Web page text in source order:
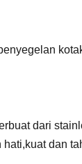
dari
dan